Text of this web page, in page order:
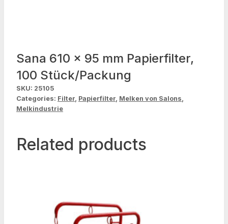
Sana 610 x 95 mm Papierfilter,
100 Stück/Packung
SKU: 25105
Categories: Filter, Papierfilter, Melken von Salons,
Melkindustrie
Related products